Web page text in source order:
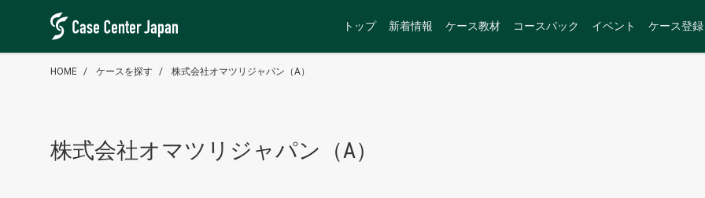
トップ 新着情報 ケース教材 コースパック イベント ケース登録
HOME ケースを探す 株式会社オマツリジャパン（A）
株式会社オマツリジャパン（A）